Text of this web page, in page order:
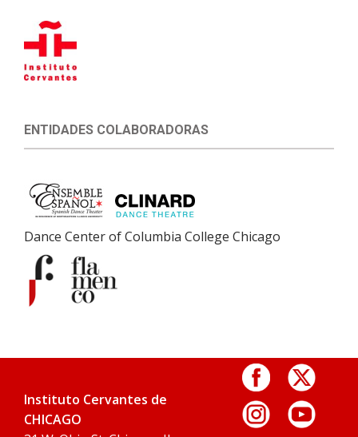
ENTIDADES COLABORADORAS
Dance Center of Columbia College Chicago
Instituto Cervantes de
CHICAGO